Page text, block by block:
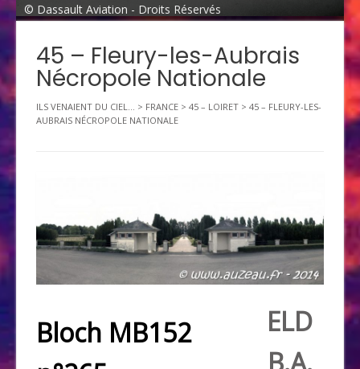
© Dassault Aviation - Droits Réservés
45 – Fleury-les-Aubrais
Nécropole Nationale
ILS VENAIENT DU CIEL... > FRANCE > 45 – LOIRET > 45 – FLEURY-LES-
AUBRAIS NÉCROPOLE NATIONALE
Bloch MB152
ELD